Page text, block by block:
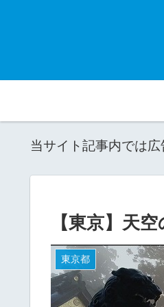
当サイト記事内では
【東京】天
東京都